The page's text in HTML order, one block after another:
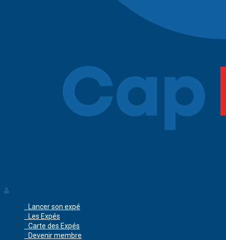
Lancer son expé
Les Expés
Carte des Expés
Devenir membre